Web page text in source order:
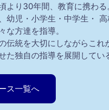
より30年間、教育に携わる
幼児・小学生・中学生・
な方達を指導。
伝統を大切にしながらこ
た独自の指導を展開してい
ス一覧へ